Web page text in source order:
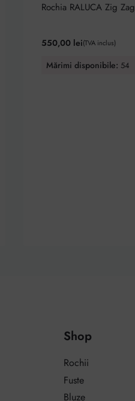
Rochia RALUCA Zig Zag
550,00 lei(TVA inclus)
Mărimi disponibile: 54
Shop
Rochii
Fuste
Bluze